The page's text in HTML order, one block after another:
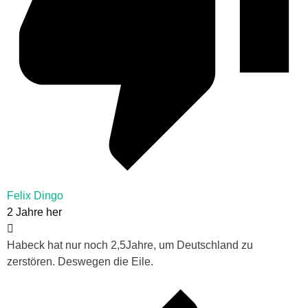
Felix Dingo
2 Jahre her
Habeck hat nur noch 2,5Jahre, um Deutschland zu
zerstören. Deswegen die Eile.